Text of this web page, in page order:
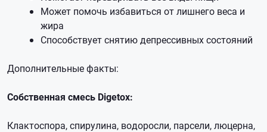
Может помочь избавиться от лишнего веса и
жира
Способствует снятию депрессивных состояний
Дополнительные факты:
Собственная смесь Digetox:
Клактоспора, спирулина, водоросли, парсели, люцерна,